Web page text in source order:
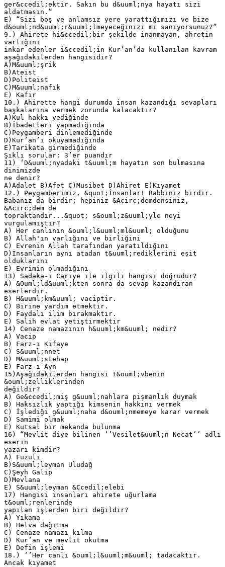
ger&ccedil;ektir. Sakın bu d&uuml;nya hayatı sizi
aldatmasın.”
E) “Sizi boş ve anlamsız yere yarattığımızı ve bize
d&ouml;nd&uuml;r&uuml;lmeyeceğinizi mi sanıyorsunuz?”
9.) Ahirete hi&ccedil;bir şekilde inanmayan, ahretin
varlığını
inkar edenler i&ccedil;in Kur’an’da kullanılan kavram
aşağıdakilerden hangisidir?
A)M&uuml;şrik
B)Ateist
D)Politeist
C)M&uuml;nafık
E) Kafir
10.) Ahirette hangi durumda insan kazandığı sevapları
başkalarına vermek zorunda kalacaktır?
A)Kul hakkı yediğinde
B)İbadetleri yapmadığında
C)Peygamberi dinlemediğinde
D)Kur’an’ı okuyamadığında
E)Tarikata girmediğinde
Şıklı sorular: 3’er puandır
11) ‘D&uuml;nyadaki t&uuml;m hayatın son bulmasına
dinimizde
ne denir?
A)Adalet B)Afet C)Musibet D)Ahiret E)Kıyamet
12.) Peygamberimiz, &quot;İnsanlar! Rabbiniz birdir.
Babanız da birdir; hepiniz &Acirc;demdensiniz,
&Acirc;dem de
topraktandır...&quot; s&ouml;z&uuml;yle neyi
vurgulamıştır?
A) Her canlının &ouml;l&uuml;ml&uuml; olduğunu
B) Allah'ın varlığını ve birliğini
C) Evrenin Allah tarafından yaratıldığını
D)İnsanların aynı atadan t&uuml;rediklerini eşit
olduklarını
E) Evrimin olmadığını
13) Sadaka-i Cariye ile ilgili hangisi doğrudur?
A) &Ouml;ld&uuml;kten sonra da sevap kazandıran
eserlerdir.
B) H&uuml;km&uuml; vaciptir.
C) Birine yardım etmektir.
D) Faydalı ilim bırakmaktır.
E) Salih evlat yetiştirmektir
14) Cenaze namazının h&uuml;km&uuml; nedir?
A) Vacip
B) Farz-ı Kifaye
C) S&uuml;nnet
D) M&uuml;stehap
E) Farz-ı Ayn
15)Aşağıdakilerden hangisi t&ouml;vbenin
&ouml;zelliklerinden
değildir?
A) Ge&ccedil;miş g&uuml;nahlara pişmanlık duymak
B) Haksızlık yaptığı kimsenin hakkını vermek
C) İşlediği g&uuml;naha d&ouml;nmemeye karar vermek
D) Samimi olmak
E) Kutsal bir mekanda bulunma
16) “Mevlit diye bilinen ‘’Vesilet&uuml;n Necat’’ adlı
eserin
yazarı kimdir?
A) Fuzuli
B)S&uuml;leyman Uludağ
C)Şeyh Galip
D)Mevlana
E) S&uuml;leyman &Ccedil;elebi
17) Hangisi insanları ahirete uğurlama
t&ouml;renlerinde
yapılan işlerden biri değildir?
A) Yıkama
B) Helva dağıtma
C) Cenaze namazı kılma
D) Kur’an ve mevlit okutma
E) Defin işlemi
18.) ‘’Her canlı &ouml;l&uuml;m&uuml; tadacaktır.
Ancak kıyamet